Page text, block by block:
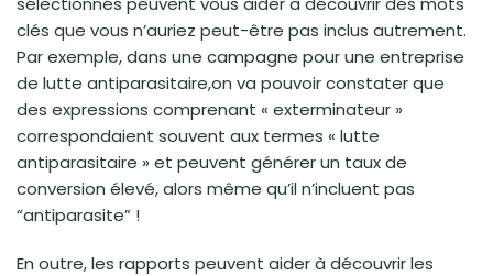
clés que vous n’auriez peut-être pas inclus autrement.
Par exemple, dans une campagne pour une entreprise
de lutte antiparasitaire,on va pouvoir constater que
des expressions comprenant « exterminateur »
correspondaient souvent aux termes « lutte
antiparasitaire » et peuvent générer un taux de
conversion élevé, alors même qu’il n’incluent pas
“antiparasite” !
En outre, les rapports peuvent aider à découvrir les